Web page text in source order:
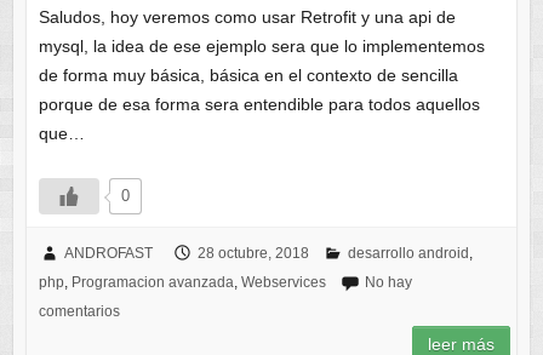
Saludos, hoy veremos como usar Retrofit y una api de
mysql, la idea de ese ejemplo sera que lo implementemos
de forma muy básica, básica en el contexto de sencilla
porque de esa forma sera entendible para todos aquellos
que…
0
ANDROFAST 28 octubre, 2018 desarrollo android
php, Programacion avanzada Webservices
No hay
comentarios
leer más